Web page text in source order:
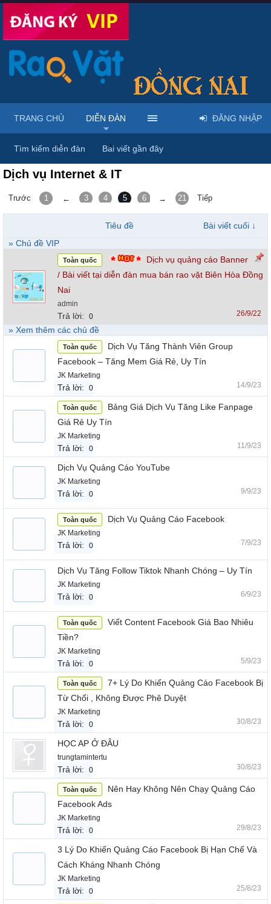
Trang chủ Diễn đàn Máy tính - Labtop - Thiết bị tin học -
Dịch vụ Internet & IT
Trước 1 ← 3 4 5 6 7
→ 21 Tiếp
Tiêu đề
Bài viết cuối ↓
» Chủ đề VIP
Toàn quốc
Dịch vụ quảng cáo Banner
/ Bài viết tại diễn đàn mua bán rao vặt Biên Hòa Đồng
Nai
admin
Trả lời: 0 26/9/22
» Xem thêm các chủ đề
Toàn quốc
Dịch Vụ Tăng Thành Viên Group
Facebook – Tăng Mem Giá Rẻ, Uy Tín
JK Marketing
Trả lời: 0 14/9/23
Toàn quốc
Bảng Giá Dịch Vụ Tăng Like Fanpage
Giá Rẻ Uy Tín
JK Marketing
Trả lời: 0 11/9/23
Dịch Vụ Quảng Cáo YouTube
JK Marketing
Trả lời: 0 9/9/23
Toàn quốc Dịch Vụ Quảng Cáo Facebook
JK Marketing
Trả lời: 0 7/9/23
Dịch Vụ Tăng Follow Tiktok Nhanh Chóng – Uy Tín
JK Marketing
Trả lời: 0 6/9/23
Toàn quốc
Viết Content Facebook Giá Bao Nhiêu
Tiền?
JK Marketing
Trả lời: 0 5/9/23
Toàn quốc
7+ Lý Do Khiến Quảng Cáo Facebook Bị
Từ Chối , Không Được Phê Duyệt
JK Marketing
Trả lời: 0 30/8/23
HỌC AP Ở ĐÂU
trungtamintertu
Trả lời: 0 30/8/23
Toàn quốc
Nên Hay Không Nên Chạy Quảng Cáo
Facebook Ads
JK Marketing
Trả lời: 0 29/8/23
3 Lý Do Khiến Quảng Cáo Facebook Bị Hạn Chế Và
Cách Kháng Nhanh Chóng
JK Marketing
Trả lời: 0 25/8/23
TRANG CHỦ DIỄN ĐÀN
Tìm kiếm diễn đàn Bài viết gần đây
ĐĂNG NHẬP